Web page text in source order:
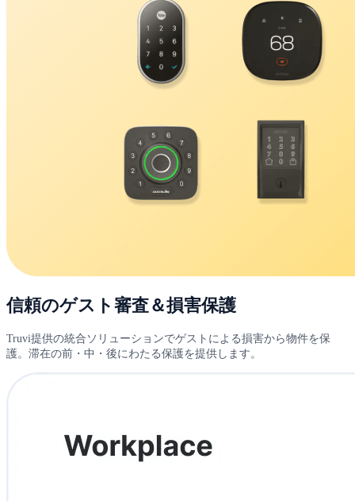
信頼のゲスト審査＆損害保護
Truvi提供の統合ソリューションでゲストによる損害から物件を保
護。滞在の前・中・後にわたる保護を提供します。